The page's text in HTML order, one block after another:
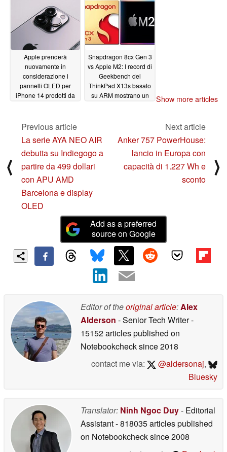
Apple prenderà
nuovamente in
considerazione i
pannelli OLED per
iPhone 14 prodotti da
notevolmente ridotto
Snapdragon 8cx Gen 3
vs Apple M2: I record di
Geekbench del
ThinkPad X13s basato
su ARM mostrano un
06/20/2022
Show more articles
⟨
Previous article
La serie AYA NEO AIR
debutta su Indiegogo a
partire da 499 dollari
con APU AMD
Barcelona e display
OLED
Next article
Anker 757 PowerHouse:
lancio in Europa con
capacità di 1.227 Wh e
sconto
⟩
Add as a preferred
source on Google
Editor of theoriginal article:Alex
Alderson - Senior Tech Writer-
15152 articles published on
Notebookchecksince 2018
contact me via:
@aldersonaj,
Bluesky
Translator: Ninh Ngoc Duy- Editorial
Assistant- 818035 articles published
on Notebookchecksince 2008